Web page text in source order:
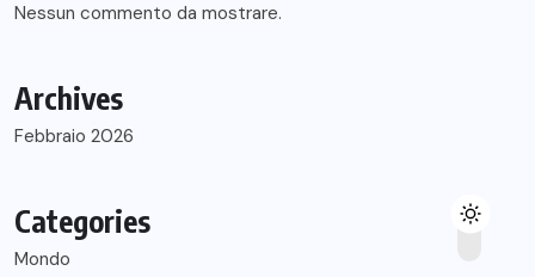
Nessun commento da mostrare.
Archives
Febbraio 2026
Categories
Mondo